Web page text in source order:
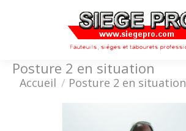
Posture 2 en situation
Vous êtes ici :
Accueil Posture 2 en situation